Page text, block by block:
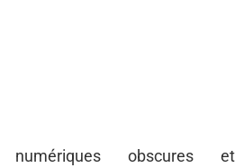
numériques obscures et